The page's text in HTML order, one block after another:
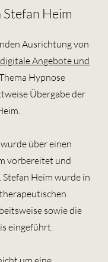
Stefan Heim
Ausrichtung von
digitale Angebote und
Hypnose
Übergabe der
über einen
vorbereitet und
Heim wurde in
sowie die
eingeführt.